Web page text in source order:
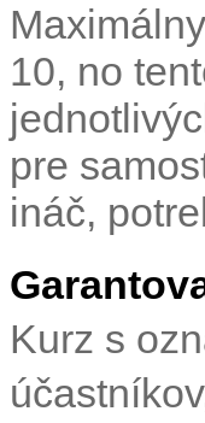
10, no
pre
ináč,
Kurz s